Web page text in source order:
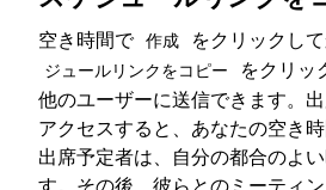
空き時間で 作成 をクリックして
ジュールリンクをコピー
をクリッ
他のユーザーに送信できます。
アクセスすると、あなたの空き時
出席予定者は、自分の都合のよ